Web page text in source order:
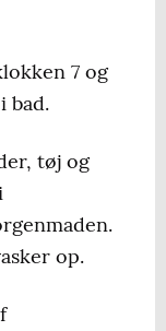
7 og
bad.
tøj og
op.